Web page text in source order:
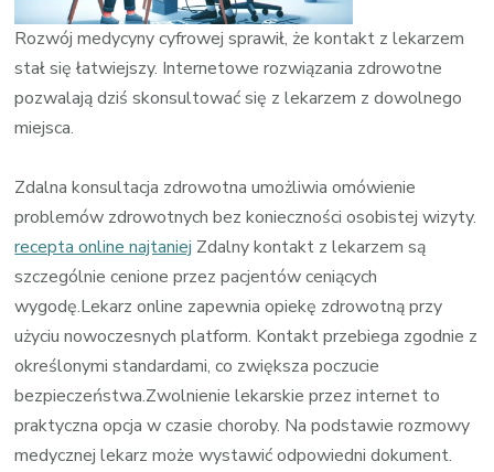
praktyce
Rozwój medycyny cyfrowej sprawił, że kontakt z lekarzem
stał się łatwiejszy. Internetowe rozwiązania zdrowotne
pozwalają dziś skonsultować się z lekarzem z dowolnego
miejsca.
Zdalna konsultacja zdrowotna umożliwia omówienie
problemów zdrowotnych bez konieczności osobistej wizyty.
recepta online najtaniej Zdalny kontakt z lekarzem są
szczególnie cenione przez pacjentów ceniących
wygodę.Lekarz online zapewnia opiekę zdrowotną przy
użyciu nowoczesnych platform. Kontakt przebiega zgodnie z
określonymi standardami, co zwiększa poczucie
bezpieczeństwa.Zwolnienie lekarskie przez internet to
praktyczna opcja w czasie choroby. Na podstawie rozmowy
medycznej lekarz może wystawić odpowiedni dokument.